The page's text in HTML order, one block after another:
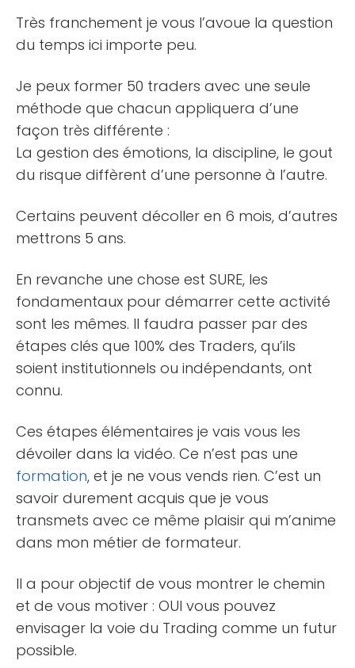
Très franchement je vous l’avoue la question
du temps ici importe peu.
Je peux former 50 traders avec une seule
méthode que chacun appliquera d’une
façon très différente :
La gestion des émotions, la discipline, le gout
du risque diffèrent d’une personne à l’autre.
Certains peuvent décoller en 6 mois, d’autres
mettrons 5 ans.
En revanche une chose est SURE, les
fondamentaux pour démarrer cette activité
sont les mêmes. Il faudra passer par des
étapes clés que 100% des Traders, qu’ils
soient institutionnels ou indépendants, ont
connu.
Ces étapes élémentaires je vais vous les
dévoiler dans la vidéo. Ce n’est pas une
formation, et je ne vous vends rien. C’est un
savoir durement acquis que je vous
transmets avec ce même plaisir qui m’anime
dans mon métier de formateur.
Il a pour objectif de vous montrer le chemin
et de vous motiver : OUI vous pouvez
envisager la voie du Trading comme un futur
possible.